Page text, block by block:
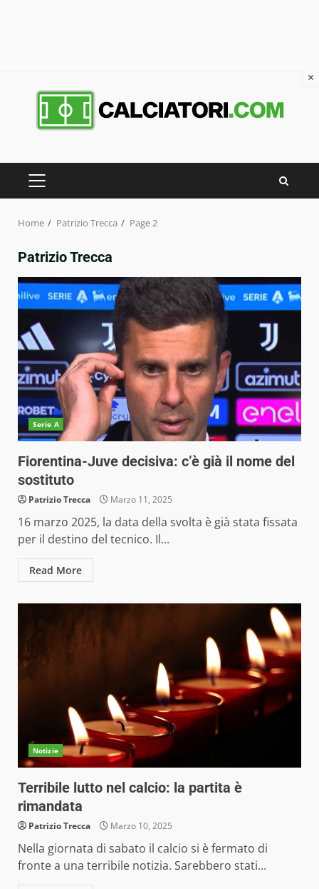
PRIMARY
Home Patrizio Trecca Page 2
Patrizio Trecca
Serie A
Fiorentina-Juve decisiva: c’è già il nome del
sostituto
Patrizio Trecca Marzo 11, 2025
16 marzo 2025, la data della svolta è già stata fissata
per il destino del tecnico. Il...
Read More
Notizie
Terribile lutto nel calcio: la partita è
rimandata
Patrizio Trecca Marzo 10, 2025
Nella giornata di sabato il calcio si è fermato di
fronte a una terribile notizia. Sarebbero stati...
×